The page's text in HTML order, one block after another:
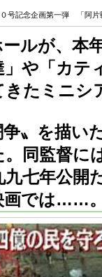
号記念企画第一弾 「阿片
ルが、本
や「カテ
たミニシ
〟を描い
同監督に
七年公開
画では……